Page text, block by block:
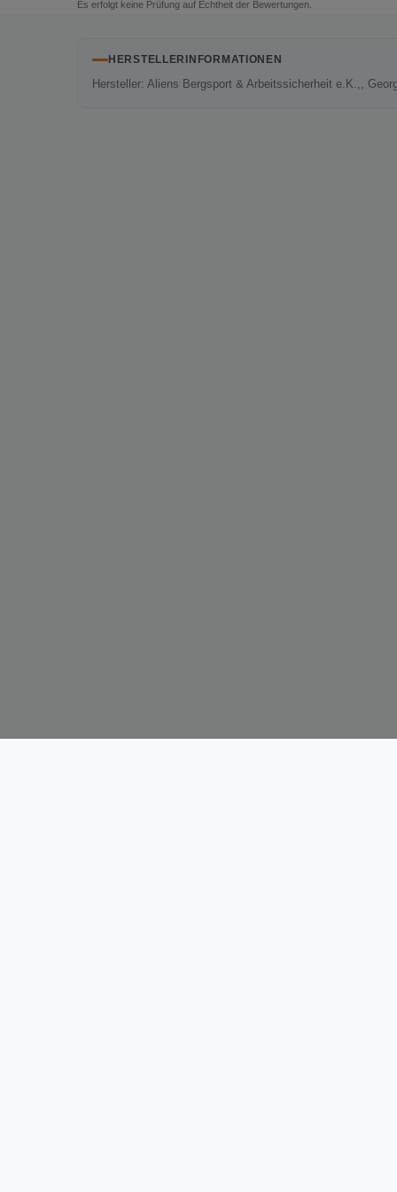
Es erfolgt keine Prüfung auf Echtheit der Bewertungen.
HERSTELLERINFORMATIONEN
Hersteller: Aliens Bergsport & Arbeitssicherheit e.K.,,